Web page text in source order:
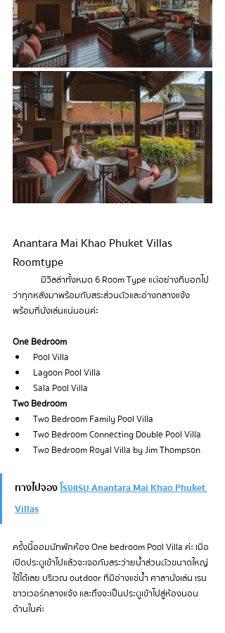
Anantara Mai Khao Phuket Villas
Roomtype
ว่าทุกหลังมาพร้อมกับสระส่วนตัวและอ่างกลางแจ้ง
พร้อมที่นั่งเล่นแน่นอนค่ะ
One Bedroom
Pool Villa
Lagoon Pool Villa
Sala Pool Villa
Two Bedroom
Two Bedroom Family Pool Villa
Two Bedroom Connecting Double Pool Villa
Two Bedroom Royal Villa by Jim Thompson
ทางไปจอง โรงแรม Anantara Mai Khao Phuket
Villas
ครั้งนี้ออมนัทพักห้อง One bedroom Pool Villa ค่ะ เมื่อ
เปิดประตูเข้าไปแล้วจะเจอกับสระว่ายน้ำส่วนตัวขนาดใหญ่
ใช้ได้เลย บริเวณ outdoor ที่มีอ่างแช่น้ำ ศาลานั่งเล่น เรน
ชาวเวอร์กลางแจ้ง และถึงจะเป็นประตูเข้าไปสู่ห้องนอน
ด้านในค่ะ